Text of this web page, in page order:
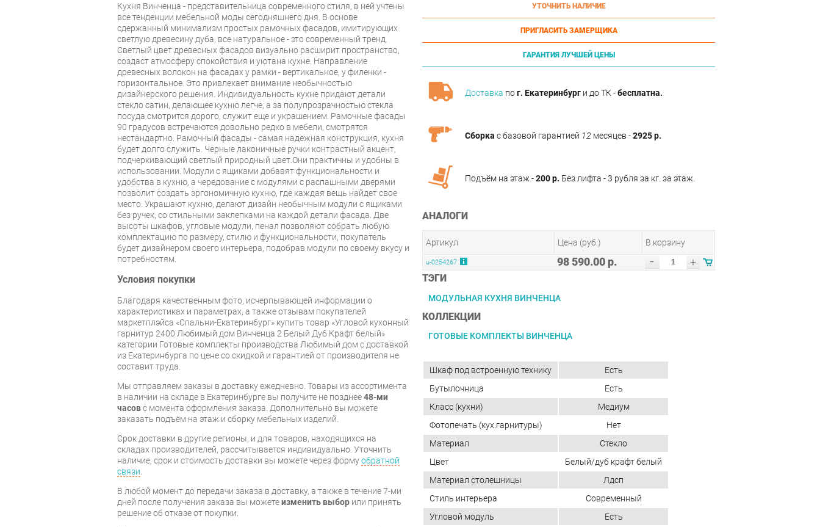
УТОЧНИТЬ НАЛИЧИЕ
ПРИГЛАСИТЬ ЗАМЕРЩИКА
ГАРАНТИЯ ЛУЧШЕЙ ЦЕНЫ
Доставка пог. Екатеринбург и до ТК -бесплатна.
Сборка с базовой гарантией 12 месяцев -2925 р.
Подъём на этаж -200 р. Без лифта - 3 рубля за кг. за этаж.
АНАЛОГИ
Артикул Цена (руб.) В корзину
u-0254267 98 590.00 р. - +
ТЭГИ
МОДУЛЬНАЯ КУХНЯ ВИНЧЕНЦА
КОЛЛЕКЦИИ
ГОТОВЫЕ КОМПЛЕКТЫ ВИНЧЕНЦА
Кухня Винченца - представительница современного стиля, в ней учтены
все тенденции мебельной моды сегодняшнего дня. В основе
сдержанный минимализм простых рамочных фасадов, имитирующих
светлую древесину дуба, все натуральное - это современный тренд.
Светлый цвет древесных фасадов визуально расширит пространство,
создаст атмосферу спокойствия и уютана кухне. Направление
древесных волокон на фасадах у рамки - вертикальное, у филенки -
горизонтальное. Это привлекает внимание необычностью
дизайнерского решения. Индивидуальность кухне придают детали
стекло сатин, делающее кухню легче, а за полупрозрачностью стекла
посуда смотрится дорого, служит еще и украшением. Рамочные фасады
90 градусов встречаются довольно редко в мебели, смотрятся
нестандартно. Рамочный фасады - самая надежная конструкция, кухня
будет долго служить. Черные лаконичные ручки контрастный акцент,
подчеркивающий светлый природный цвет.Они практичны и удобны в
использовании. Модули с ящиками добавят функциональности и
удобства в кухню, а чередование с модулями с распашными дверями
позволит создать эргономичную кухню, где каждая вещь найдет свое
место. Украшают кухню, делают дизайн необычным модули с ящиками
без ручек, со стильными заклепками на каждой детали фасада. Две
высоты шкафов, угловые модули, пенал позволяют собрать любую
комплектацию по размеру, стилю и функциональности, покупатель
будет дизайнером своего интерьера, подобрав модули по своему вкусу и
потребностям.
Условия покупки
Благодаря качественным фото, исчерпывающей информации о
характеристиках и параметрах, а также отзывам покупателей
маркетплэйса «Спальни-Екатеринбург» купить товар «Угловой кухонный
гарнитур 2400 Любимый дом Винченца 2 Белый Дуб Крафт белый»
категории Готовые комплекты производства Любимый дом с доставкой
из Екатеринбурга по цене со скидкой и гарантией от производителя не
составит труда.
Мы отправляем заказы в доставку ежедневно. Товары из ассортимента
в наличии на складе в Екатеринбурге вы получите не позднее48-ми
часовс момента оформления заказа. Дополнительно вы можете
заказать подъём на этаж и сборку мебельных изделий.
Срок доставки в другие регионы, и для товаров, находящихся на
складах производителей, рассчитывается индивидуально. Уточнить
наличие, срок и стоимость доставки вы можете через формуобратной
связи.
В любой момент до передачи заказа в доставку, а также в течение 7-ми
дней после получения заказа вы можетеизменить выбор или принять
решение об отказе от покупки.
Шкаф под встроенную технику
Есть
Бутылочница
Есть
Класс (кухни)
Медиум
Фотопечать (кух.гарнитуры)
Нет
Материал
Стекло
Цвет
Белый/дуб крафт белый
Материал столешницы
Лдсп
Стиль интерьера
Современный
Угловой модуль
Есть